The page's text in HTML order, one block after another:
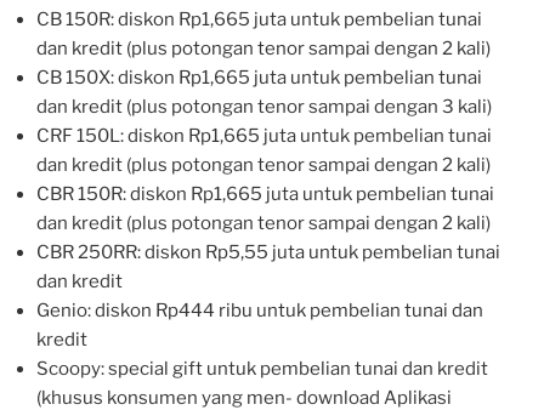
CB 150R: diskon Rp1,665 juta untuk pembelian tunai
dan kredit (plus potongan tenor sampai dengan 2 kali)
CB 150X: diskon Rp1,665 juta untuk pembelian tunai
dan kredit (plus potongan tenor sampai dengan 3 kali)
CRF 150L: diskon Rp1,665 juta untuk pembelian tunai
dan kredit (plus potongan tenor sampai dengan 2 kali)
CBR 150R: diskon Rp1,665 juta untuk pembelian tunai
dan kredit (plus potongan tenor sampai dengan 2 kali)
CBR 250RR: diskon Rp5,55 juta untuk pembelian tunai
dan kredit
Genio: diskon Rp444 ribu untuk pembelian tunai dan
kredit
Scoopy: special gift untuk pembelian tunai dan kredit
(khusus konsumen yang men- download Aplikasi